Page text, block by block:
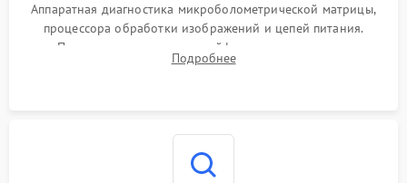
Аппаратная диагностика микроболометрической матрицы,
процессора обработки изображений и цепей питания.
Проверка целостности шлейфов, модуля памяти и
интерфейсов связи. Выявление сгоревших SMD-компонентов
Подробнее